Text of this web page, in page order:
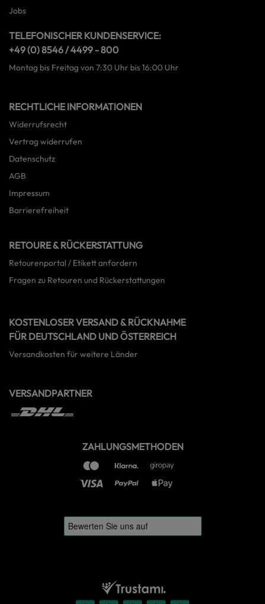
Jobs
TELEFONISCHER KUNDENSERVICE:
+49 (0) 8546 / 4499 - 800
Montag bis Freitag von 7:30 Uhr bis 16:00 Uhr
RECHTLICHE INFORMATIONEN
Widerrufsrecht
Vertrag widerrufen
Datenschutz
AGB
Impressum
Barrierefreiheit
RETOURE & RÜCKERSTATTUNG
Retourenportal / Etikett anfordern
Fragen zu Retouren und Rückerstattungen
KOSTENLOSER VERSAND & RÜCKNAHME
FÜR DEUTSCHLAND UND ÖSTERREICH
Versandkosten für weitere Länder
VERSANDPARTNER
ZAHLUNGSMETHODEN